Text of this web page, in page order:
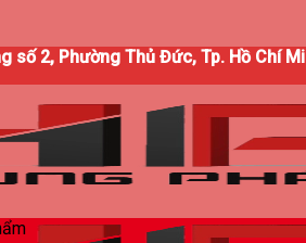
số 2, Phường Thủ Đức, Tp. Hồ Chí